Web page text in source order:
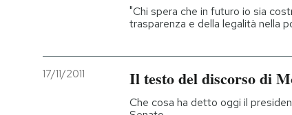
"Chi spera che in futuro io sia
trasparenza e della legalità nella
17/11/2011 Il testo del discorso di
Che cosa ha detto oggi il